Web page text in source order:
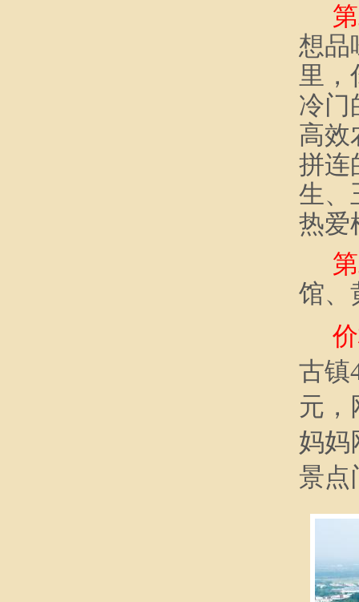
想品
里，
冷门
高效
拼连
生、
热爱
馆、
古镇
元，
妈妈
景点